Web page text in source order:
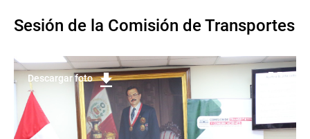
Sesión de la Comisión de Transportes
Descargar foto